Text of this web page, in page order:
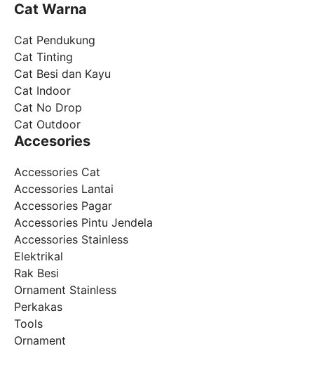
Cat Warna
Cat Pendukung
Cat Tinting
Cat Besi dan Kayu
Cat Indoor
Cat No Drop
Cat Outdoor
Accesories
Accessories Cat
Accessories Lantai
Accessories Pagar
Accessories Pintu Jendela
Accessories Stainless
Elektrikal
Rak Besi
Ornament Stainless
Perkakas
Tools
Ornament